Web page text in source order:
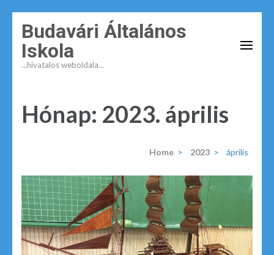
Budavári Általános
Iskola
…hivatalos weboldala…
Hónap: 2023. április
Home > 2023 > április